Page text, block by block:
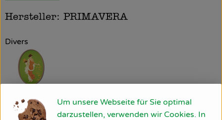
Hersteller: PRIMAVERA
Divers
PRIMAVERA LIFE GMBHUm unsere Webseite für Sie optimal
darzustellen, verwenden wir Cookies. In